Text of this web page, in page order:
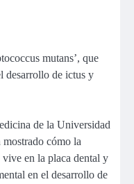
mutans’, que
desarrollo de ictus y
de la Universidad
cómo la
vive en la placa dental y
en el desarrollo de